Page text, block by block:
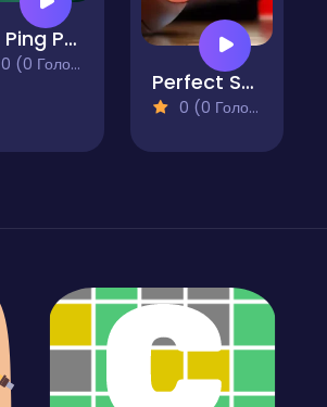
2D Ping Pong
0 (0 Голосів)
Perfect Shot
0 (0 Голосів)